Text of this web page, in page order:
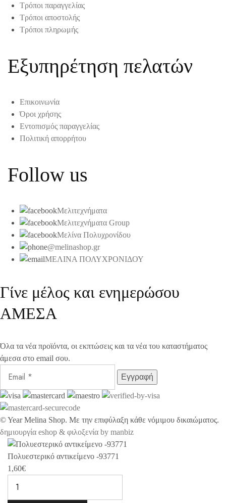
Τρόποι παραγγελίας
Τρόποι αποστολής
Τρόποι πληρωμής
Εξυπηρέτηση πελατών
Επικοινωνία
Όροι χρήσης
Εντοπισμός παραγγελίας
Πολιτική απορρήτου
Follow us
Μελιτεχνήματα
Μελιτεχνήματα Group
Μελίνα Πολυχρονίδου
@melinashop.gr
ΜΕΛΙΝΑ ΠΟΛΥΧΡΟΝΙΔΟΥ
Γίνε μέλος και ενημερώσου
ΑΜΕΣΑ
Όλα τα νέα προϊόντα, οι εκπτώσεις και τα νέα του καταστήματος
άμεσα στο email σου.
©YearMelina Shop. Με την επιφύλαξη κάθε νόμιμου δικαιώματος.
δημιουργία eshop & φιλοξενία by manbiz
Πολυεστερικό αντικείμενο -93771
1,60€